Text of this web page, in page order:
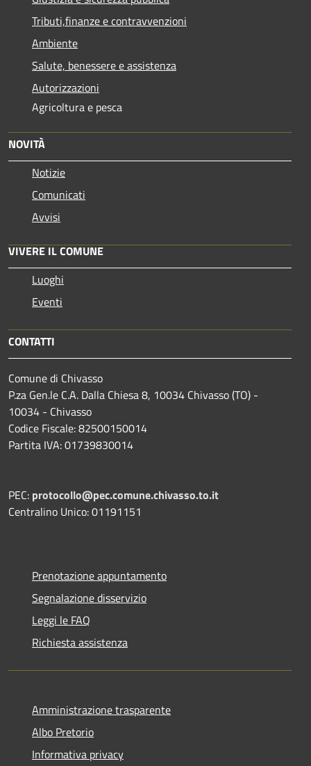
Tributi,finanze e contravvenzioni
Ambiente
Salute, benessere e assistenza
Autorizzazioni
Agricoltura e pesca
NOVITÀ
Notizie
Comunicati
Avvisi
VIVERE IL COMUNE
Luoghi
Eventi
CONTATTI
Comune di Chivasso
P.za Gen.le C.A. Dalla Chiesa 8, 10034 Chivasso (TO) -
10034 - Chivasso
Codice Fiscale: 82500150014
Partita IVA: 01739830014
PEC: protocollo@pec.comune.chivasso.to.it
Centralino Unico: 01191151
Prenotazione appuntamento
Segnalazione disservizio
Leggi le FAQ
Richiesta assistenza
Amministrazione trasparente
Albo Pretorio
Informativa privacy